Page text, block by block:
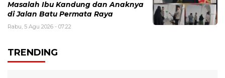
Masalah Ibu Kandung dan Anaknya
di Jalan Batu Permata Raya
Rabu, 5 Agu 2026 - 07:22
TRENDING